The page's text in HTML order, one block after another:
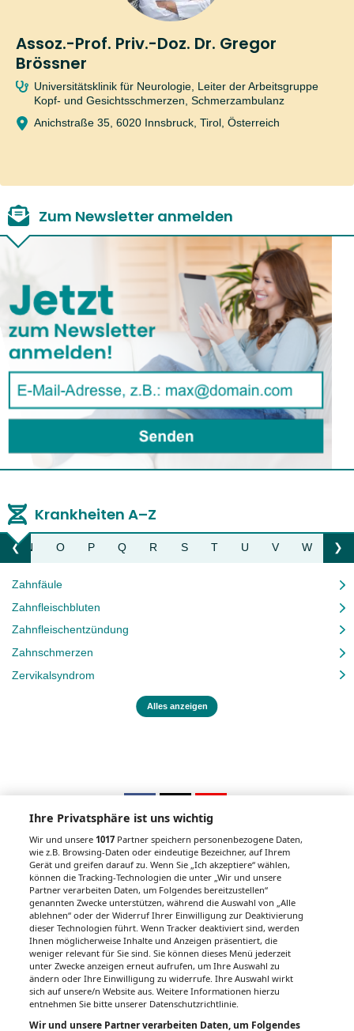
Assoz.-Prof. Priv.-Doz. Dr. Gregor
Brössner
Universitätsklinik für Neurologie, Leiter der Arbeitsgruppe
Kopf- und Gesichtsschmerzen, Schmerzambulanz
Anichstraße 35, 6020 Innsbruck, Tirol, Österreich
Zum Newsletter anmelden
Krankheiten A–Z
❮Liste nach links bewegen
N O P Q R S T U V W Z
❯
Zahnfäule
Zahnfleischbluten
Zahnfleischentzündung
Zahnschmerzen
Zervikalsyndrom
Alles anzeigen
Unsere Wochenzeitungen
Gesundheitsseiten
Hier finden Sie die aktuelle Ausgabe der
Gesundheitsberichterstattung in den 120
Wochenzeitungen der RegionalMedien
Austria sowie ein Archiv der vergangenen
Ausgaben.
Ihre Privatsphäre ist uns wichtig
Wir und unsere1017 Partner speichern personenbezogene Daten,
wie z.B. Browsing-Daten oder eindeutige Bezeichner, auf Ihrem
Gerät und greifen darauf zu. Wenn Sie „Ich akzeptiere“ wählen,
können die Tracking-Technologien die unter „Wir und unsere
Partner verarbeiten Daten, um Folgendes bereitzustellen“
genannten Zwecke unterstützen, während die Auswahl von „Alle
ablehnen“ oder der Widerruf Ihrer Einwilligung zur Deaktivierung
dieser Technologien führt. Wenn Tracker deaktiviert sind, werden
Ihnen möglicherweise Inhalte und Anzeigen präsentiert, die
weniger relevant für Sie sind. Sie können dieses Menü jederzeit
unter Zwecke anzeigen erneut aufrufen, um Ihre Auswahl zu
ändern oder Ihre Einwilligung zu widerrufe. Ihre Auswahl wirkt
sich auf unsere/n Website aus. Weitere Informationen hierzu
entnehmen Sie bitte unserer Datenschutzrichtlinie.
Wir und unsere Partner verarbeiten Daten, um Folgendes